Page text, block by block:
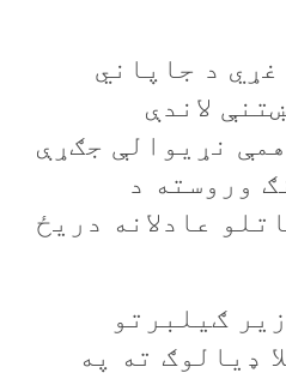
غړي د جاپاني
لاندې
نړيوالې جګړې
وروسته د
عادلانه دريځ
ګیلبرتو
ډیالوګ ته په